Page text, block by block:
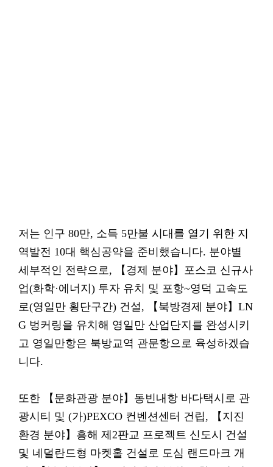
저는 인구 80만, 소득 5만불 시대를 열기 위한 지
역발전 10대 핵심공약을 준비했습니다. 분야별
세부적인 전략으로, 【경제 분야】포스코 신규사
업(화학·에너지) 투자 유치 및 포항~영덕 고속도
로(영일만 횡단구간) 건설, 【북방경제 분야】LN
G 벙커링을 유치해 영일만 산업단지를 완성시키
고 영일만항은 북방교역 관문항으로 육성하겠습
니다.
또한 【문화관광 분야】동빈내항 바다택시로 관
광시티 및 (가)PEXCO 컨벤션센터 건립, 【지진
환경 분야】흥해 제2판교 프로젝트 신도시 건설
및 네덜란드형 마켓홀 건설로 도심 랜드마크 개